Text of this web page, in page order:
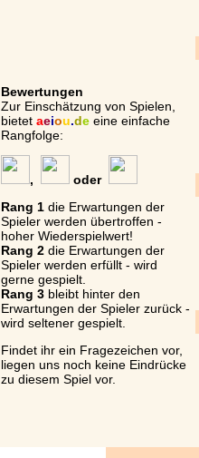
Bewertungen
Zur Einschätzung von Spielen,
bietet aeiou.de eine einfache
Rangfolge:
,
oder
Rang 1 die Erwartungen der
Spieler werden übertroffen -
hoher Wiederspielwert!
Rang 2 die Erwartungen der
Spieler werden erfüllt - wird
gerne gespielt.
Rang 3 bleibt hinter den
Erwartungen der Spieler zurück -
wird seltener gespielt.
Findet ihr ein Fragezeichen vor,
liegen uns noch keine Eindrücke
zu diesem Spiel vor.